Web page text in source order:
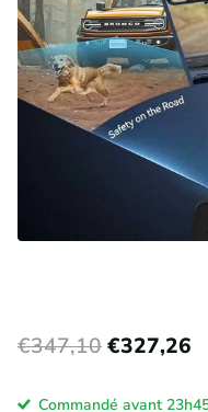
€347,10€327,26
Commandé avant